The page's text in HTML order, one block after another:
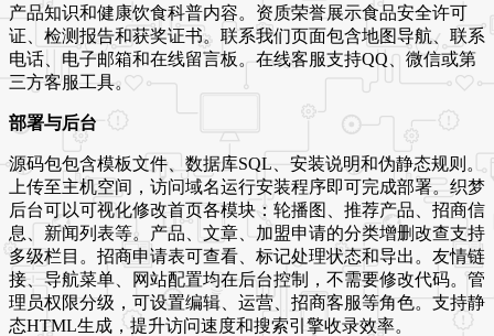
产品知识和健康饮食科普内容。资质荣誉展示食品安全许可
证、检测报告和获奖证书。联系我们页面包含地图导航、联系
电话、电子邮箱和在线留言板。在线客服支持QQ、微信或第
三方客服工具。
部署与后台
源码包包含模板文件、数据库SQL、安装说明和伪静态规则。
上传至主机空间，访问域名运行安装程序即可完成部署。织梦
后台可以可视化修改首页各模块：轮播图、推荐产品、招商信
息、新闻列表等。产品、文章、加盟申请的分类增删改查支持
多级栏目。招商申请表可查看、标记处理状态和导出。友情链
接、导航菜单、网站配置均在后台控制，不需要修改代码。管
理员权限分级，可设置编辑、运营、招商客服等角色。支持静
态HTML生成，提升访问速度和搜索引擎收录效率。